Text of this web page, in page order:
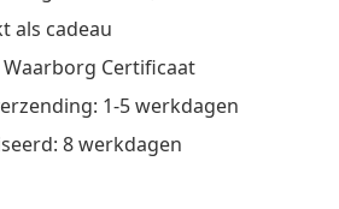
als cadeau
Certificaat
1-5 werkdagen
8 werkdagen